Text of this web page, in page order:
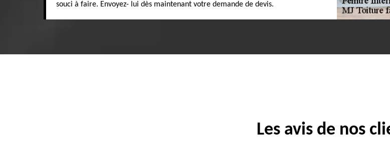
souci à faire. Envoyez- lui dès maintenant votre demande de devis.
Les avis de nos